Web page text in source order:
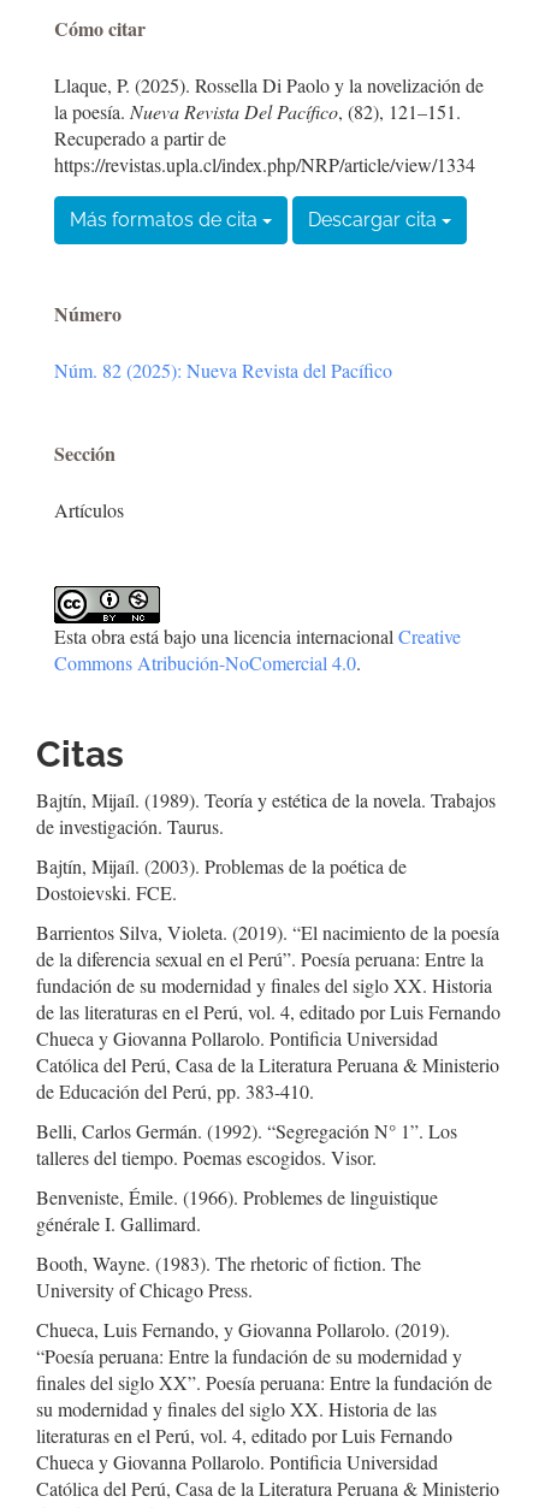
Detalles
artículo
Cómo citar
Llaque, P. (2025). Rossella Di Paolo y la novelización de
la poesía. Nueva Revista Del Pacífico, (82), 121–151.
Recuperado a partir de
https://revistas.upla.cl/index.php/NRP/article/view/1334
Más formatos de cita Descargar cita
Número
Núm. 82 (2025): Nueva Revista del Pacífico
Sección
Artículos
Esta obra está bajo una licencia internacionalCreative
Commons Atribución-NoComercial 4.0.
Citas
Bajtín, Mijaíl. (1989). Teoría y estética de la novela. Trabajos
de investigación. Taurus.
Bajtín, Mijaíl. (2003). Problemas de la poética de
Dostoievski. FCE.
Barrientos Silva, Violeta. (2019). “El nacimiento de la poesía
de la diferencia sexual en el Perú”. Poesía peruana: Entre la
fundación de su modernidad y finales del siglo XX. Historia
de las literaturas en el Perú, vol. 4, editado por Luis Fernando
Chueca y Giovanna Pollarolo. Pontificia Universidad
Católica del Perú, Casa de la Literatura Peruana & Ministerio
de Educación del Perú, pp. 383-410.
Belli, Carlos Germán. (1992). “Segregación N° 1”. Los
talleres del tiempo. Poemas escogidos. Visor.
Benveniste, Émile. (1966). Problemes de linguistique
générale I. Gallimard.
Booth, Wayne. (1983). The rhetoric of fiction. The
University of Chicago Press.
Chueca, Luis Fernando, y Giovanna Pollarolo. (2019).
“Poesía peruana: Entre la fundación de su modernidad y
finales del siglo XX”. Poesía peruana: Entre la fundación de
su modernidad y finales del siglo XX. Historia de las
literaturas en el Perú, vol. 4, editado por Luis Fernando
Chueca y Giovanna Pollarolo. Pontificia Universidad
Católica del Perú, Casa de la Literatura Peruana & Ministerio